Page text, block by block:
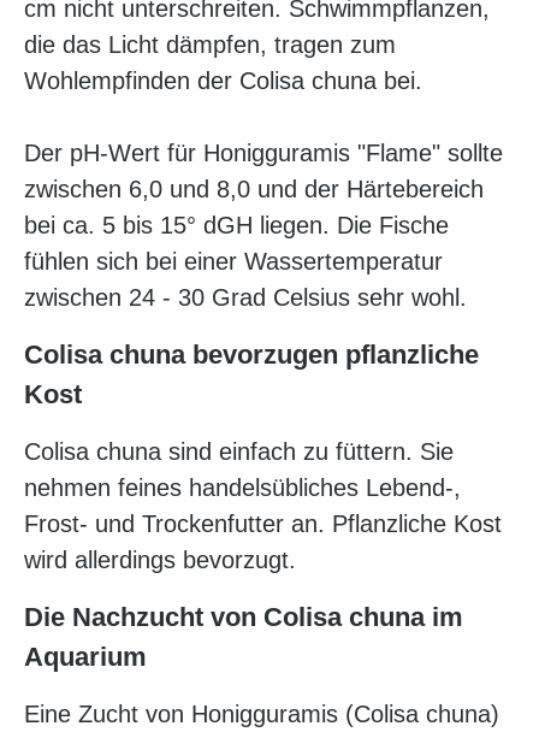
cm nicht unterschreiten. Schwimmpflanzen,
die das Licht dämpfen, tragen zum
Wohlempfinden der Colisa chuna bei.
Der pH-Wert für Honigguramis "Flame" sollte
zwischen 6,0 und 8,0 und der Härtebereich
bei ca. 5 bis 15° dGH liegen. Die Fische
fühlen sich bei einer Wassertemperatur
zwischen 24 - 30 Grad Celsius sehr wohl.
Colisa chuna bevorzugen pflanzliche
Kost
Colisa chuna sind einfach zu füttern. Sie
nehmen feines handelsübliches Lebend-,
Frost- und Trockenfutter an. Pflanzliche Kost
wird allerdings bevorzugt.
Die Nachzucht von Colisa chuna im
Aquarium
Eine Zucht von Honigguramis (Colisa chuna)